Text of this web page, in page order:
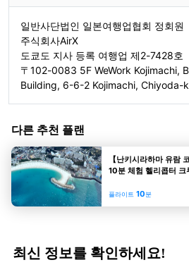
일반사단법인 일본여행업협회 정회원
주식회사AirX
도쿄도 지사 등록 여행업 제2-7428호
〒102-0083 5F WeWork Kojimachi,
Building, 6-6-2 Kojimachi, Chiyoda-
다른 추천 플랜
【난키시라하마 유람
10분 체험 헬리콥터 크
플라이트 10분
최신 정보를 확인하세요!